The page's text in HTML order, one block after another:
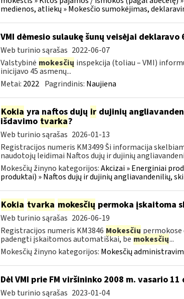
medienos, atliekų » Mokesčio sumokėjimas,
VMI dėmesio sulaukę šunų veisėjai
Web turinio sąrašas 2022-06-07
Valstybinė mokesčių inspekcija (toliau – VMI)
inicijavo 45 asmenų...
Metai: 2022 Pagrindinis: Naujiena
Kokia yra naftos dujų irdujinių
išdavimo tvarka?
Web turinio sąrašas 2026-01-13
Registracijos numeris KM3499 Ši informacija
naudotojų leidimai Naftos dujų ir dujinių
Mokesčių žinyno kategorijos:Akcizai » Energiniai
produktai) » Naftos dujų ir dujinių angliavandenilių,
Kokia tvarka mokesčių permoka įskaitoma
Web turinio sąrašas 2026-06-19
Registracijos numeris KM3846 Mokesčių permokose
padengti įskaitomos automatiškai, bemokesčių...
Mokesčių žinyno kategorijos: Mokesčių
Dėl VMI prie FM viršininko 2008 m. vasario
Web turinio sąrašas 2023-01-04